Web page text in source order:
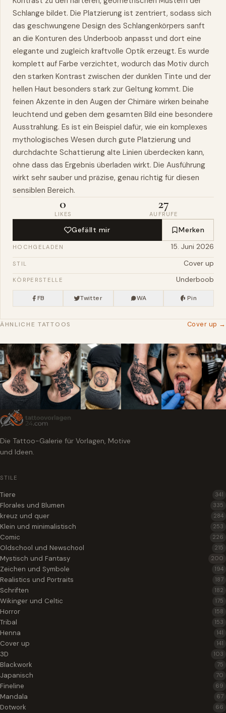
Schlange bildet. Die Platzierung ist zentriert, sodass sich
das geschwungene Design des Schlangenkörpers sanft
an die Konturen des Underboob anpasst und dort eine
elegante und zugleich kraftvolle Optik erzeugt. Es wurde
komplett auf Farbe verzichtet, wodurch das Motiv durch
den starken Kontrast zwischen der dunklen Tinte und der
hellen Haut besonders stark zur Geltung kommt. Die
feinen Akzente in den Augen der Chimäre wirken beinahe
leuchtend und geben dem gesamten Bild eine besondere
Ausstrahlung. Es ist ein Beispiel dafür, wie ein komplexes
mythologisches Wesen durch gute Platzierung und
durchdachte Schattierung alte Linien überdecken kann,
ohne dass das Ergebnis überladen wirkt. Die Ausführung
wirkt sehr sauber und präzise, genau richtig für diesen
sensiblen Bereich.
0
LIKES
27
AUFRUFE
Gefällt mir Merken
HOCHGELADEN 15. Juni 2026
STIL Cover up
KÖRPERSTELLE Underboob
FB Twitter WA Pin
ÄHNLICHE TATTOOS Cover up →
Die Tattoo-Galerie für Vorlagen, Motive
und Ideen.
STILE
Tiere 341
Florales und Blumen 335
kreuz und quer 284
Klein und minimalistisch 253
Comic 226
Oldschool und Newschool 215
Mystisch und Fantasy 200
Zeichen und Symbole 194
Realistics und Portraits 187
Schriften 182
Wikinger und Celtic 175
Horror 158
Tribal 153
Henna 141
Cover up 141
3D 103
Blackwork 75
Japanisch 70
Fineline 69
Mandala 67
Dotwork 66